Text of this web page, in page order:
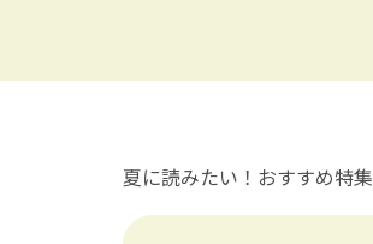
夏に読みたい！おすすめ特集